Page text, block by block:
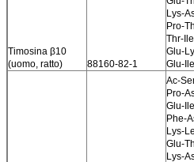
Timosina β10
(uomo, ratto)
88160-82-1
Lys-
Pro-
Thr-
Glu-
Glu-
Ac-
Pro-
Glu-
Phe-
Lys-
Glu-
Lys-